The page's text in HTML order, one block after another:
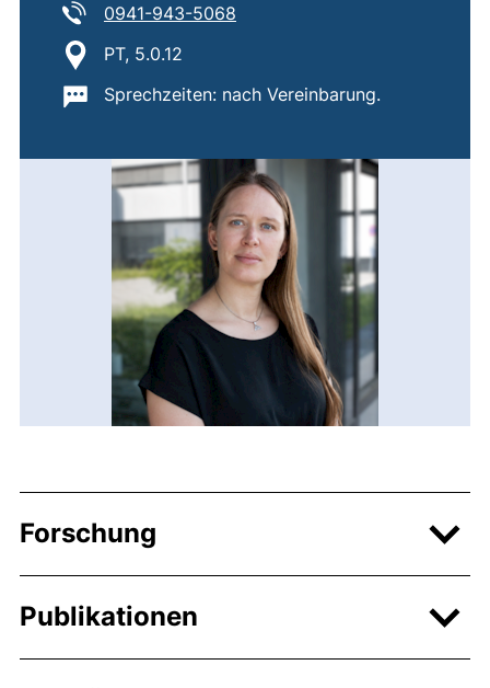
Tel:
0941-943-5068
Standort:
PT, 5.0.12
Wichtige Informationen:
Sprechzeiten: nach Vereinbarung.
Forschung
Publikationen